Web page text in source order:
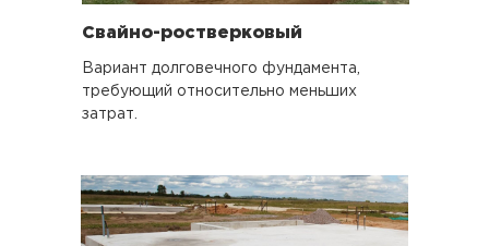
Свайно-ростверковый
Вариант долговечного фундамента,
требующий относительно меньших
затрат.